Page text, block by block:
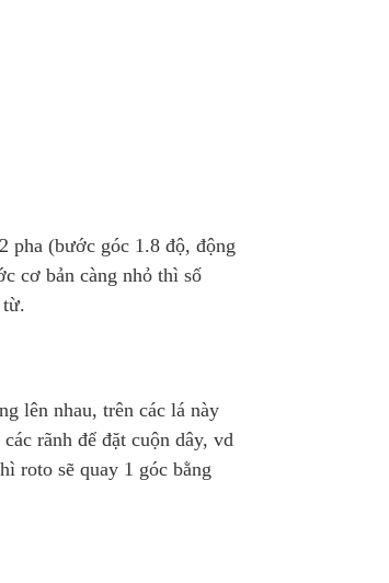
pha (bước góc 1.8 độ, động
cơ bản càng nhỏ thì số
lên nhau, trên các lá này
rãnh để đặt cuộn dây, vd
roto sẽ quay 1 góc bằng